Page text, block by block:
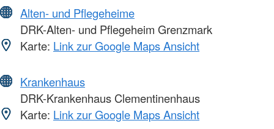
Alten- und Pflegeheime
DRK-Alten- und Pflegeheim Grenzmark
Karte: Link zur Google Maps Ansicht
Krankenhaus
DRK-Krankenhaus Clementinenhaus
Karte: Link zur Google Maps Ansicht